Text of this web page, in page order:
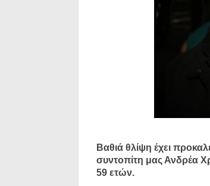
Βαθιά θλίψη έχει
συντοπίτη μας Ανδρέα
59 ετών.